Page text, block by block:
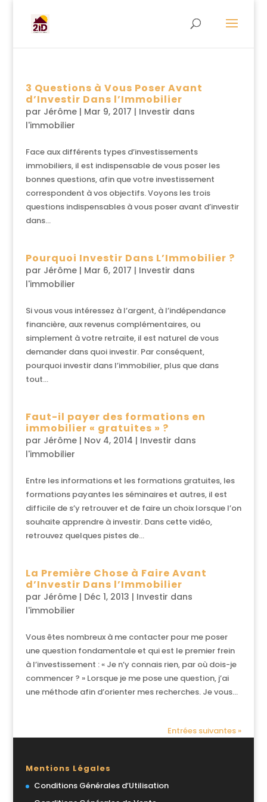
3 Questions à Vous Poser Avant
d’Investir Dans l’Immobilier
par Jérôme| Mar 9, 2017 | Investir dans
l'immobilier
Face aux différents types d’investissements
immobiliers, il est indispensable de vous poser les
bonnes questions, afin que votre investissement
correspondent à vos objectifs. Voyons les trois
questions indispensables à vous poser avant d’investir
dans...
Pourquoi Investir Dans L’Immobilier ?
par Jérôme| Mar 6, 2017 | Investir dans
l'immobilier
Si vous vous intéressez à l’argent, à l’indépendance
financière, aux revenus complémentaires, ou
simplement à votre retraite, il est naturel de vous
demander dans quoi investir. Par conséquent,
pourquoi investir dans l’immobilier, plus que dans
tout...
Faut-il payer des formations en
immobilier « gratuites » ?
par Jérôme| Nov 4, 2014 | Investir dans
l'immobilier
Entre les informations et les formations gratuites, les
formations payantes les séminaires et autres, il est
difficile de s’y retrouver et de faire un choix lorsque l’on
souhaite apprendre à investir. Dans cette vidéo,
retrouvez quelques pistes de...
La Première Chose à Faire Avant
d’Investir Dans l’Immobilier
par Jérôme| Déc 1, 2013 | Investir dans
l'immobilier
Vous êtes nombreux à me contacter pour me poser
une question fondamentale et qui est le premier frein
à l’investissement : « Je n’y connais rien, par où dois-je
commencer ? » Lorsque je me pose une question, j’ai
une méthode afin d’orienter mes recherches. Je vous...
Entrées suivantes »
Mentions Légales
Conditions Générales d’Utilisation